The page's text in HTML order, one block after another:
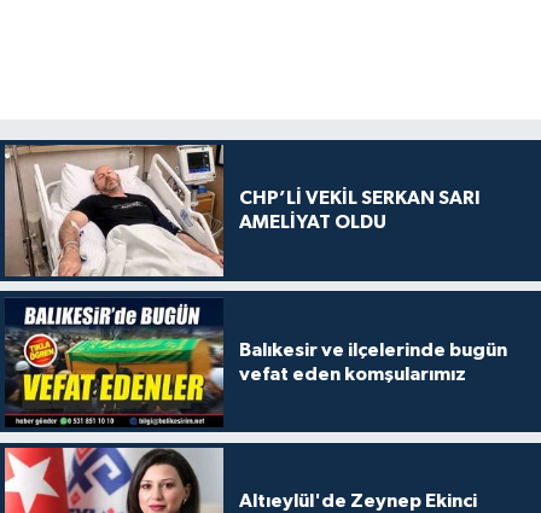
CHP’Lİ VEKİL SERKAN SARI
AMELİYAT OLDU
Balıkesir ve ilçelerinde bugün
vefat eden komşularımız
Altıeylül'de Zeynep Ekinci